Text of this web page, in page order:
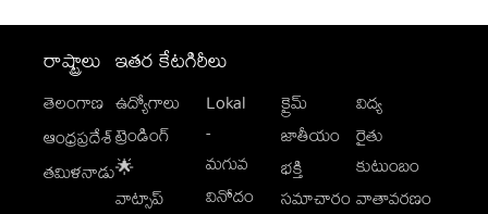
రాష్ట్రాలు
తెలంగాణ
ఆంధ్రప్రదేశ్
తమిళనాడు
ఇతర కేటగిరీలు
ఉద్యోగాలు
ట్రెండింగ్
🌟
వాట్సాప్
Lokal
-
మగువ
వినోదం
క్రైమ్
జాతీయం
భక్తి
సమాచారం
విద్య
రైతు
కుటుంబం
వాతావరణం